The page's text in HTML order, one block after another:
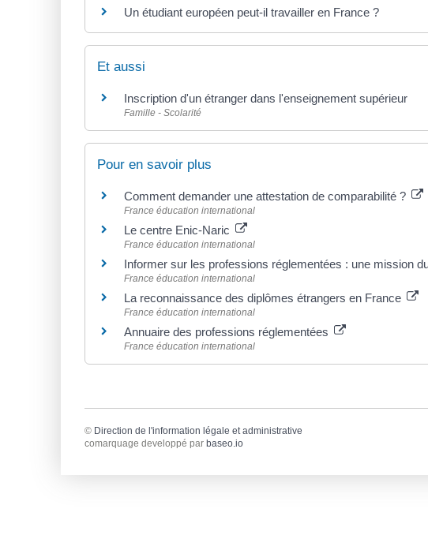
Un étudiant européen peut-il travailler en France ?
Et aussi
Inscription d'un étranger dans l'enseignement supérieur
Famille - Scolarité
Pour en savoir plus
Comment demander une attestation de comparabilité ?
France éducation international
Le centre Enic-Naric
France éducation international
Informer sur les professions réglementées : une mission
France éducation international
La reconnaissance des diplômes étrangers en France
France éducation international
Annuaire des professions réglementées
France éducation international
© Direction de l'information légale et administrative
comarquage developpé par baseo.io